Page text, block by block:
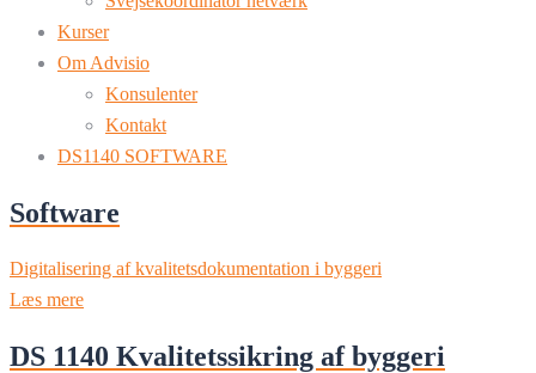
Kurser
Om Advisio
Konsulenter
Kontakt
DS1140 SOFTWARE
Software
Digitalisering af kvalitetsdokumentation i byggeri
Læs mere
DS 1140 Kvalitetssikring af byggeri